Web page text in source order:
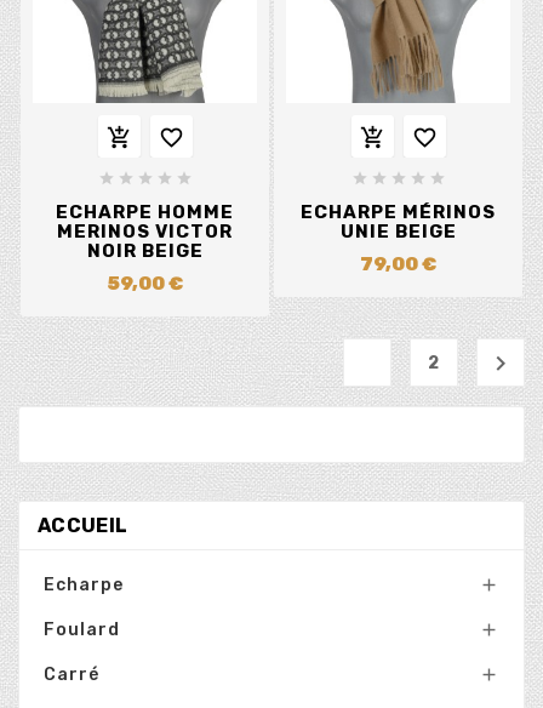
 
    
ECHARPE HOMME
MERINOS VICTOR
NOIR BEIGE
59,00 €
 
    
ECHARPE MÉRINOS
UNIE BEIGE
79,00 €
2 
ACCUEIL
Echarpe 
Foulard 
Carré 